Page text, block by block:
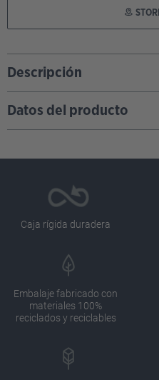
Descripción
Datos del producto
Caja rígida duradera
Embalaje fabricado con
materiales 100%
reciclados y reciclables